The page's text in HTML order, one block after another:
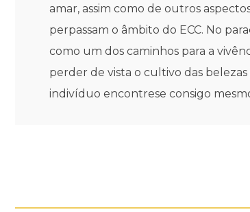
amar, assim como de outros
perpassam o âmbito do ECC. No
como um dos caminhos para a
perder de vista o cultivo das
indivíduo encontrese consigo